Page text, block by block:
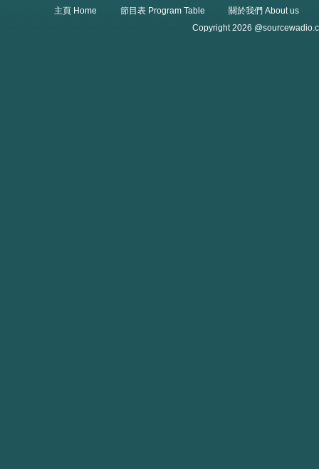
主頁 Home 節目表 Program Table
關於我們 About us
Copyright 2026